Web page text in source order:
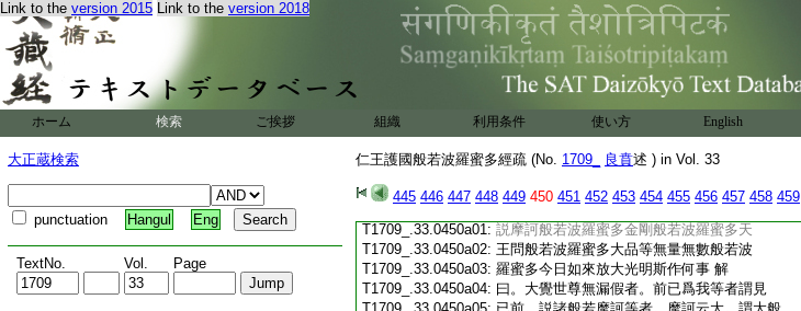
Link to the version 2015 Link to the version 2018
ホーム 検索 ご挨拶 組織 利用条件 使い方 English
大正蔵検索
punctuation Hangul Eng
TextNo. Vol. Page
仁王護國般若波羅蜜多經疏 (No. 1709_ 良賁述 ) in Vol. 33
445 446 447 448 449 450 451 452 453 454 455 456 457 458 459
T1709_.33.0449c19:衆生信現天報。動種傾動令生厭捨起求法
T1709_.33.0449c20: 故。三我慢衆生恒起種種我慢如山。令因地
T1709_.33.0449c21:動知無常故。四呪術衆生少能動地便生高
T1709_.33.0449c22:
擧。令因大動知己劣故。又如勝思惟梵天經
論。説有七因。一令諸魔生驚怖故。二令時衆
心不散故。三令放逸者生覺悟故。四令衆生
T1709_.33.0449c25:念法相故。五令衆生觀説處故。六令成熟者
T1709_.33.0449c26: 得解脱故。七令隨順問正義故。 20
T1709_.33.0449c27: 倒生解故地動矣。從此第二大衆驚疑文分
T1709_.33.0449c28:爲四。且初第一大衆驚疑
T1709_.33.0450a01: 説摩訶般若波羅蜜多金剛般若波羅蜜多天
T1709_.33.0450a02: 王問般若波羅蜜多大品等無量無數般若波
T1709_.33.0450a03: 羅蜜多今日如來放大光明斯作何事 解
T1709_.33.0450a04: 曰。大覺世尊無漏假者。前已爲我等者謂見